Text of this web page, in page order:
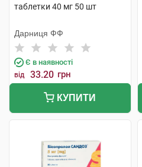
таблетки 40 мг 50 шт
Дарниця ФФ
Є в наявності
від 33.20 грн
КУПИТИ